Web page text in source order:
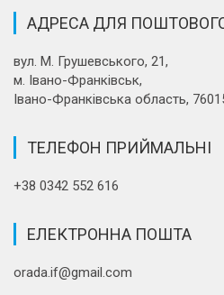
АДРЕСА ДЛЯ
вул. М. Грушевського, 21,
м. Івано-Франківськ,
Івано-Франківська область,
ТЕЛЕФОН ПРИЙМАЛЬНІ
+38 0342 552 616
ЕЛЕКТРОННА ПОШТА
orada.if@gmail.com